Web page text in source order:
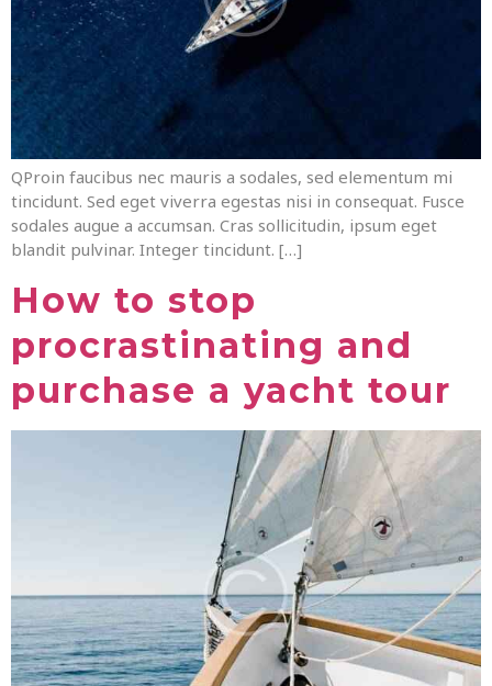
QProin faucibus nec mauris a sodales, sed elementum mi
tincidunt. Sed eget viverra egestas nisi in consequat. Fusce
sodales augue a accumsan. Cras sollicitudin, ipsum eget
blandit pulvinar. Integer tincidunt. […]
How to stop
procrastinating and
purchase a yacht tour